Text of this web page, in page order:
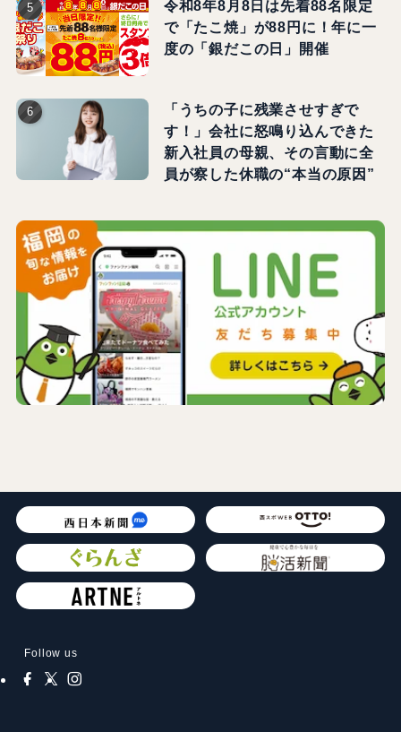
令和8年8月8日は先着88名限定
で「たこ焼」が88円に！年に一
度の「銀だこの日」開催
「うちの子に残業させすぎで
す！」会社に怒鳴り込んできた
新入社員の母親、その言動に全
員が察した休職の“本当の原因”
Follow us